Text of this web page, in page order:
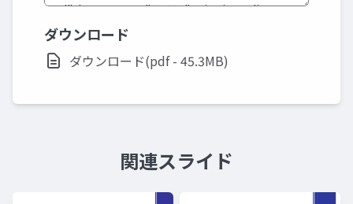
ダウンロード
ダウンロード(pdf - 45.3MB)
関連スライド